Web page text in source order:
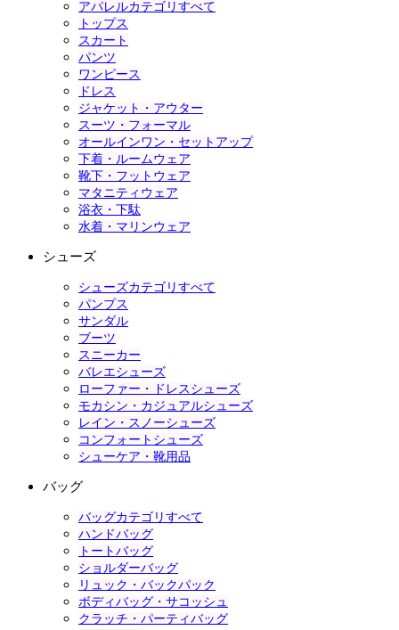
アパレルカテゴリすべて
トップス
スカート
パンツ
ワンピース
ドレス
ジャケット・アウター
スーツ・フォーマル
オールインワン・セットアップ
下着・ルームウェア
靴下・フットウェア
マタニティウェア
浴衣・下駄
水着・マリンウェア
シューズ
シューズカテゴリすべて
パンプス
サンダル
ブーツ
スニーカー
バレエシューズ
ローファー・ドレスシューズ
モカシン・カジュアルシューズ
レイン・スノーシューズ
コンフォートシューズ
シューケア・靴用品
バッグ
バッグカテゴリすべて
ハンドバッグ
トートバッグ
ショルダーバッグ
リュック・バックパック
ボディバッグ・サコッシュ
クラッチ・パーティバッグ